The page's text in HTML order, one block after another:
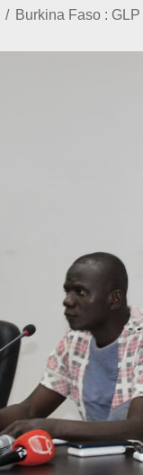
Burkina Faso :